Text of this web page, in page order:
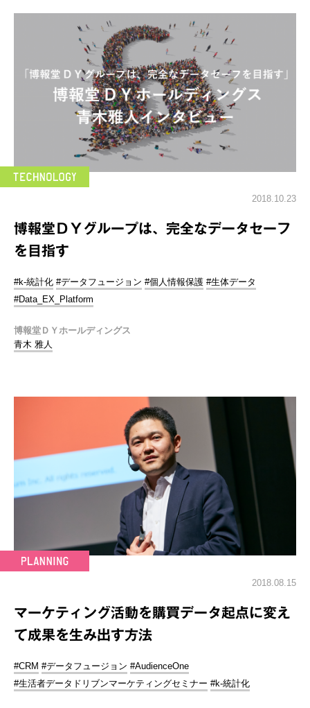
2018.10.23
博報堂ＤＹグループは、完全なデータセーフ
を目指す
#k-統計化 #データフュージョン #個人情報保護 #生体データ
#Data_EX_Platform
博報堂ＤＹホールディングス
青木 雅人
2018.08.15
マーケティング活動を購買データ起点に変え
て成果を生み出す方法
#CRM #データフュージョン #AudienceOne
#生活者データドリブンマーケティングセミナー #k-統計化